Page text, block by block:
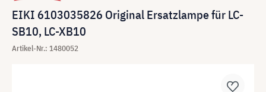
EIKI 6103035826 Original Ersatzlampe für LC-
SB10, LC-XB10
Artikel-Nr.: 1480052